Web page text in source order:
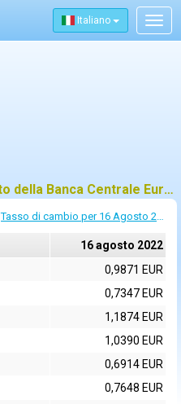
Italiano
Tassi di cambio di riferimento della Banca Centrale Europea (BCE) per 16 agosto 2022
Tasso di cambio per 16 Agosto 2022
16 agosto 2022
0,9871 EUR
0,7347 EUR
1,1874 EUR
1,0390 EUR
0,6914 EUR
0,7648 EUR